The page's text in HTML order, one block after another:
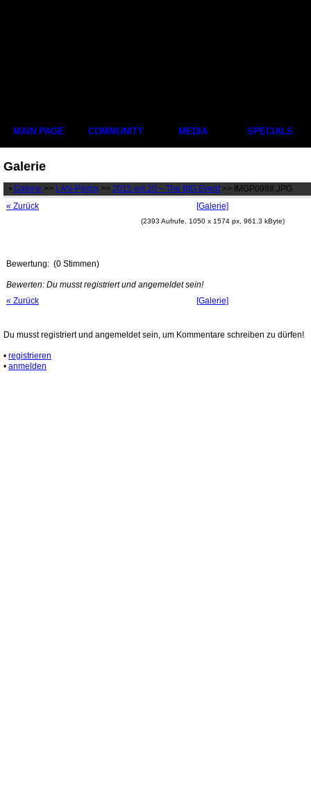
MAIN PAGE COMMUNITY MEDIA SPECIALS
Galerie
• Galerie >> LAN-Partys >> 2015 vol.20 – The BIG Event>> IMGP0988.JPG
« Zurück
[Galerie]
(2393 Aufrufe, 1050 x 1574 px, 961.3 kByte)
Bewertung: (0 Stimmen)
Bewerten: Du musst registriert und angemeldet sein!
« Zurück
[Galerie]
Du musst registriert und angemeldet sein, um Kommentare schreiben zu dürfen!
• registrieren
• anmelden